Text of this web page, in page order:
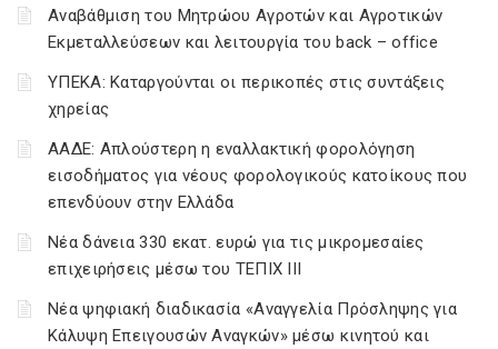
Αναβάθμιση του Μητρώου Αγροτών και Αγροτικών
Εκμεταλλεύσεων και λειτουργία του back – office
ΥΠΕΚΑ: Καταργούνται οι περικοπές στις συντάξεις
χηρείας
ΑΑΔΕ: Απλούστερη η εναλλακτική φορολόγηση
εισοδήματος για νέους φορολογικούς κατοίκους που
επενδύουν στην Ελλάδα
Νέα δάνεια 330 εκατ. ευρώ για τις μικρομεσαίες
επιχειρήσεις μέσω του ΤΕΠΙΧ ΙΙΙ
Νέα ψηφιακή διαδικασία «Αναγγελία Πρόσληψης για
Κάλυψη Επειγουσών Αναγκών» μέσω κινητού και